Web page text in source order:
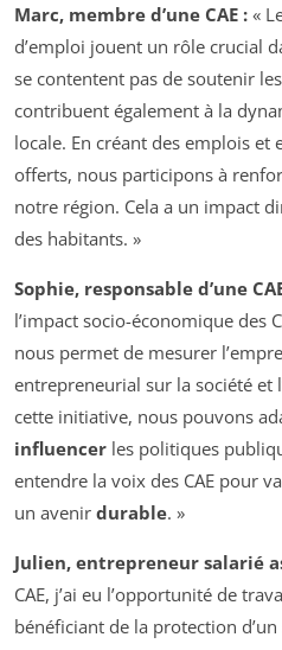
Marc, membre d’une CAE : «
d’emploi jouent un rôle crucial
se contentent pas de soutenir
contribuent également à la
locale. En créant des emplois et
offerts, nous participons à
notre région. Cela a un impact
des habitants. »
Sophie, responsable d’une
l’impact socio-économique des
nous permet de mesurer
entrepreneurial sur la société et
cette initiative, nous pouvons
influencer les politiques
entendre la voix des CAE pour
un avenir durable. »
Julien, entrepreneur salarié
CAE, j’ai eu l’opportunité de
bénéficiant de la protection d’un